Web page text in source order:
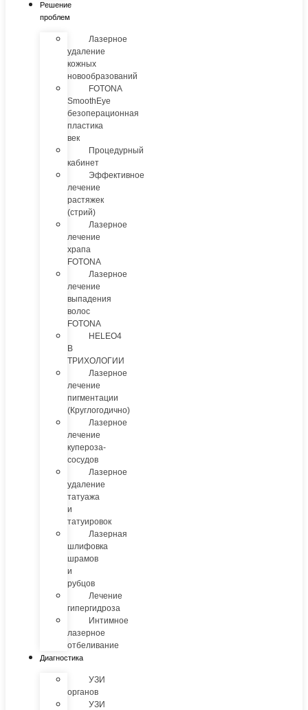
Решение
проблем
Лазерное
удаление
кожных
новообразований
FOTONA
SmoothEye
безоперационная
пластика
век
Процедурный
кабинет
Эффективное
лечение
растяжек
(стрий)
Лазерное
лечение
храпа
FOTONA
Лазерное
лечение
выпадения
волос
FOTONA
HELEO4
В
ТРИХОЛОГИИ
Лазерное
лечение
пигментации
(Круглогодично)
Лазерное
лечение
купероза-
сосудов
Лазерное
удаление
татуажа
и
татуировок
Лазерная
шлифовка
шрамов
и
рубцов
Лечение
гипергидроза
Интимное
лазерное
отбеливание
Диагностика
УЗИ
органов
УЗИ